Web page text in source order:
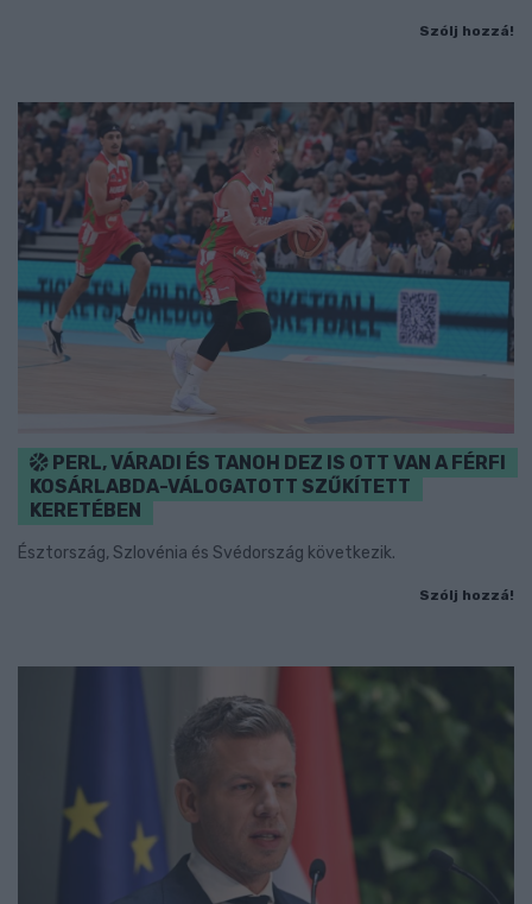
Szólj hozzá!
PERL, VÁRADI ÉS TANOH DEZ IS OTT VAN A FÉRFI
KOSÁRLABDA-VÁLOGATOTT SZŰKÍTETT
KERETÉBEN
Észtország, Szlovénia és Svédország következik.
Szólj hozzá!